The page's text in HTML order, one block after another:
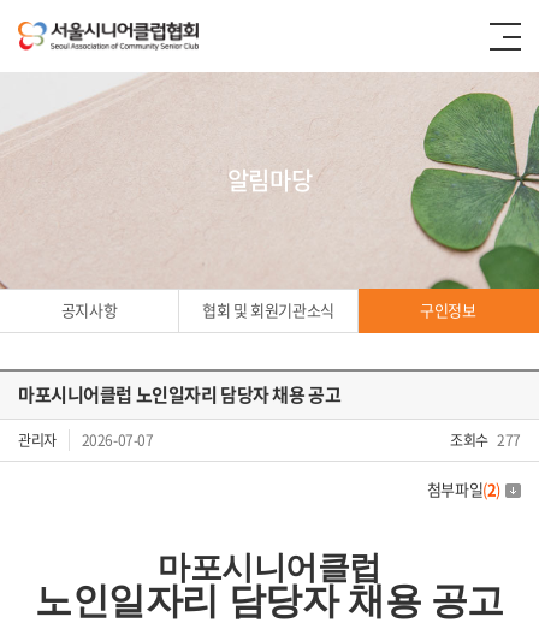
알림마당
공지사항 협회 및 회원기관소식 구인정보
구인정보
마포시니어클럽 노인일자리 담당자 채용 공고
관리자 2026-07-07 조회수 277
첨부파일(2)
마포시니어클럽
노인일자리 담당자 채용 공고